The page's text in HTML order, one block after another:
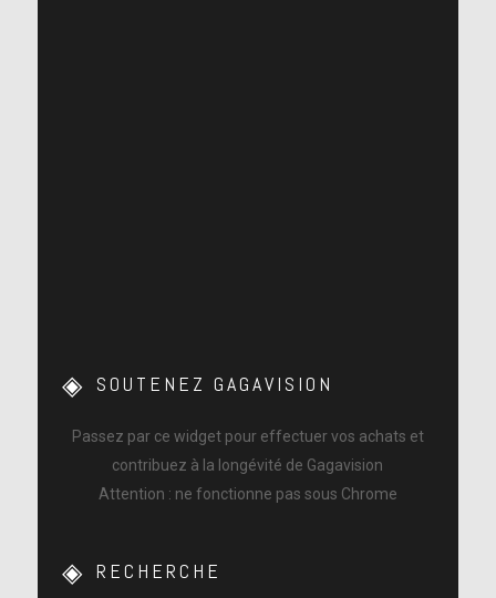
SOUTENEZ GAGAVISION
Passez par ce widget pour effectuer vos achats et
contribuez à la longévité de Gagavision
Attention : ne fonctionne pas sous Chrome
RECHERCHE